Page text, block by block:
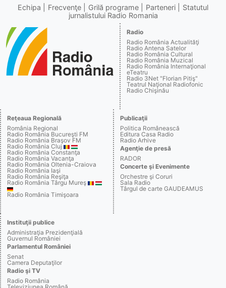
Echipa Frecvenţe Grilă programe Parteneri
Statutul
jurnalistului Radio Romania
Radio
Radio România Actualităţi
Radio Antena Satelor
Radio România Cultural
Radio România Muzical
Radio România Internaţional
eTeatru
Radio 3Net "Florian Pitiş"
Teatrul Naţional Radiofonic
Radio Chişinău
Reţeaua Regională
România Regional
Radio România Bucureşti FM
Radio România Braşov FM
Radio România Cluj
Radio România Constanţa
Radio România Vacanţa
Radio România Oltenia-Craiova
Radio România Iaşi
Radio România Reşiţa
Radio România Târgu Mureş
Radio România Timişoara
Publicaţii
Politica Românească
Editura Casa Radio
Radio Arhive
Agenţie de presă
RADOR
Concerte şi Evenimente
Orchestre şi Coruri
Sala Radio
Târgul de carte GAUDEAMUS
Instituţii publice
Administraţia Prezidenţială
Guvernul României
Parlamentul României
Senat
Camera Deputaţilor
Radio şi TV
Radio România